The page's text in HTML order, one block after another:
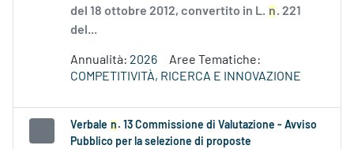
del 18 ottobre 2012, convertito in L. n. 221
del...
Annualità: 2026
Aree Tematiche:
COMPETITIVITÀ, RICERCA E INNOVAZIONE
Verbale n . 13 Commissione di Valutazione - Avviso
Pubblico per la selezione di proposte